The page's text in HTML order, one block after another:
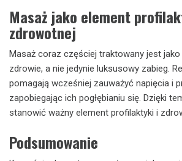
Masaż jako element
zdrowotnej
Masaż coraz częściej traktowany jest
zdrowie, a nie jedynie luksusowy zabieg.
pomagają wcześniej zauważyć napięcia i
zapobiegając ich pogłębianiu się. Dzięki
stanowić ważny element profilaktyki i
Podsumowanie